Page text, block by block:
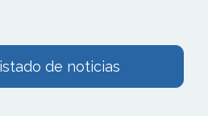
de noticias